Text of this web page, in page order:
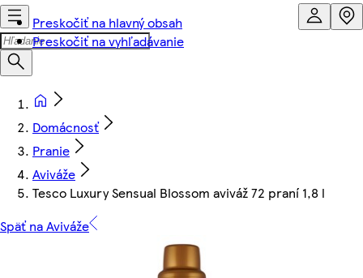
Preskočiť na hlavný obsah
Preskočiť na vyhľadávanie
Domácnosť
Pranie
Aviváže
Tesco Luxury Sensual Blossom aviváž 72 praní 1,8 l
Späť na Aviváže